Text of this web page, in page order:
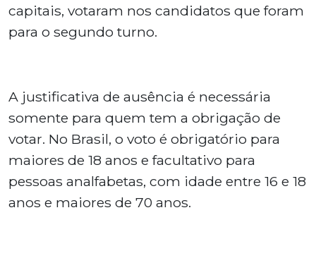
capitais, votaram nos candidatos que foram
para o segundo turno.
A justificativa de ausência é necessária
somente para quem tem a obrigação de
votar. No Brasil, o voto é obrigatório para
maiores de 18 anos e facultativo para
pessoas analfabetas, com idade entre 16 e 18
anos e maiores de 70 anos.